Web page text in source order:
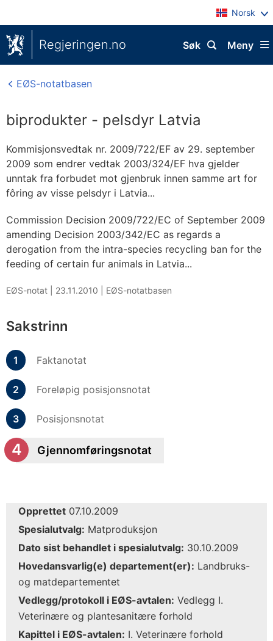
Norsk
Regjeringen.no Meny
Søk
EØS-notatbasen
biprodukter - pelsdyr Latvia
Kommisjonsvedtak nr. 2009/722/EF av 29. september
2009 som endrer vedtak 2003/324/EF hva gjelder
unntak fra forbudet mot gjenbruk innen samme art for
fôring av visse pelsdyr i Latvia...
Commission Decision 2009/722/EC of September 2009
amending Decision 2003/342/EC as regards a
derogation from the intra-species recycling ban for the
feeding of certain fur animals in Latvia...
EØS-notat | 23.11.2010 EØS-notatbasen
Sakstrinn
Faktanotat
Foreløpig posisjonsnotat
Posisjonsnotat
Gjennomføringsnotat
Opprettet 07.10.2009
Spesialutvalg: Matproduksjon
Dato sist behandlet i spesialutvalg: 30.10.2009
Hovedansvarlig(e) departement(er): Landbruks-
og matdepartementet
Vedlegg/protokoll i EØS-avtalen: Vedlegg I.
Veterinære og plantesanitære forhold
Kapittel i EØS-avtalen: I. Veterinære forhold